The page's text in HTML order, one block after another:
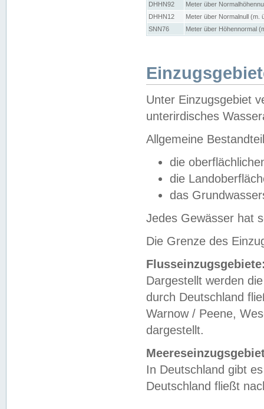
DHHN92
Meter über
DHHN12
Meter über Normalnull (m.
SNN76
Meter über Höhennormal
Unter Einzugsgebiet
unterirdisches
Allgemeine
die
die
das
Jedes Gewässer hat
Die Grenze des
Dargestellt werden
durch Deutschland
Warnow / Peene,
dargestellt.
In Deutschland gibt
Deutschland fließt